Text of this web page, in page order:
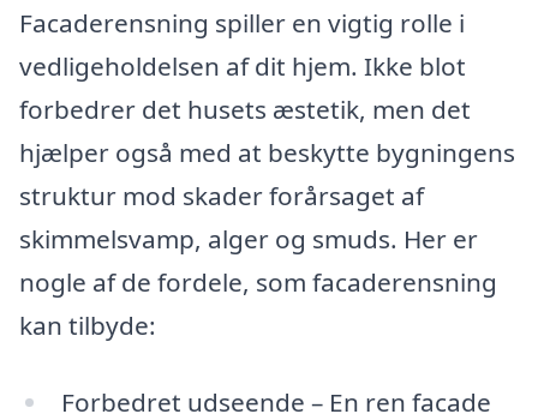
Facaderensning spiller en vigtig rolle i
vedligeholdelsen af dit hjem. Ikke blot
forbedrer det husets æstetik, men det
hjælper også med at beskytte bygningens
struktur mod skader forårsaget af
skimmelsvamp, alger og smuds. Her er
nogle af de fordele, som facaderensning
kan tilbyde:
Forbedret udseende – En ren facade